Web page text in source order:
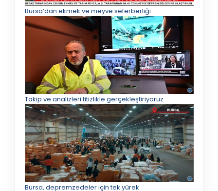
Bursa’dan ekmek ve meyve seferberliği
Takip ve analizleri titizlikle gerçekleştiriyoruz
Bursa, depremzedeler için tek yürek